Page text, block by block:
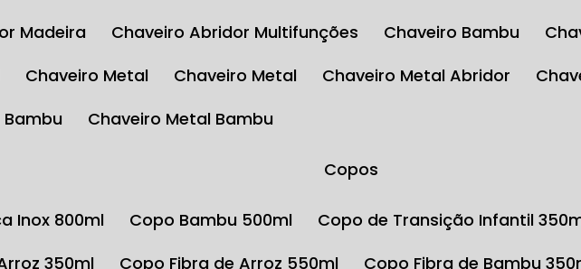
Madeira Chaveiro Abridor Multifunções Chaveiro Bambu
Chaveiro Metal Chaveiro Metal Chaveiro Metal Abridor
Bambu
Chaveiro Metal Bambu
Copos
Inox 800ml Copo Bambu 500ml Copo de Transição Infantil
350ml
Copo Fibra de Arroz 550ml Copo Fibra de Bambu